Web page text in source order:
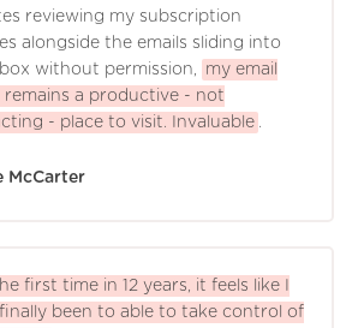
reviewing my subscription
alongside the emails sliding into
without permission,
my email
remains a productive - not
- place to visit. Invaluable
McCarter
first time in 12 years, it feels like I
been to able to take control of